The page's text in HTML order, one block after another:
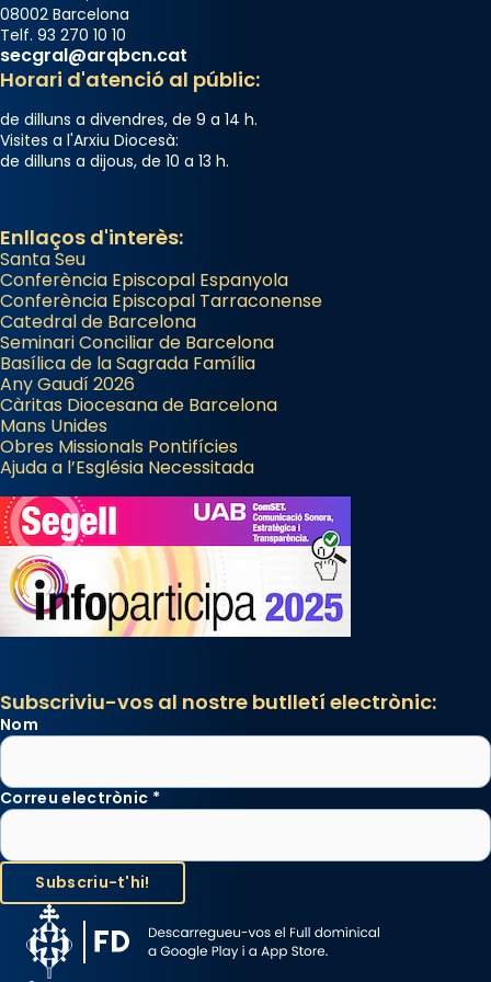
08002 Barcelona
Telf. 93 270 10 10
secgral@arqbcn.cat
Horari d'atenció al públic:
de dilluns a divendres, de 9 a 14 h.
Visites a l'Arxiu Diocesà:
de dilluns a dijous, de 10 a 13 h.
Enllaços d'interès:
Santa Seu
Conferència Episcopal Espanyola
Conferència Episcopal Tarraconense
Catedral de Barcelona
Seminari Conciliar de Barcelona
Basílica de la Sagrada Família
Any Gaudí 2026
Càritas Diocesana de Barcelona
Mans Unides
Obres Missionals Pontifícies
Ajuda a l’Església Necessitada
Subscriviu-vos al nostre butlletí electrònic:
Nom
Correu electrònic *